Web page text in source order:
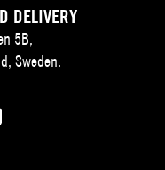
DELIVERY
5B,
Sweden.